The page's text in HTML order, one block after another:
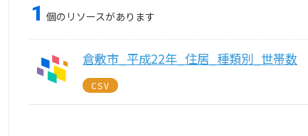
1 個のリソースがあります
倉敷市_平成22年_住居_種類別_世帯数
CSV